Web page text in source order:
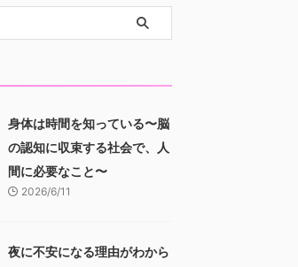
身体は時間を知っている〜脳
の認知に収束する社会で、人
間に必要なこと〜
2026/6/11
夜に不安になる理由がわから